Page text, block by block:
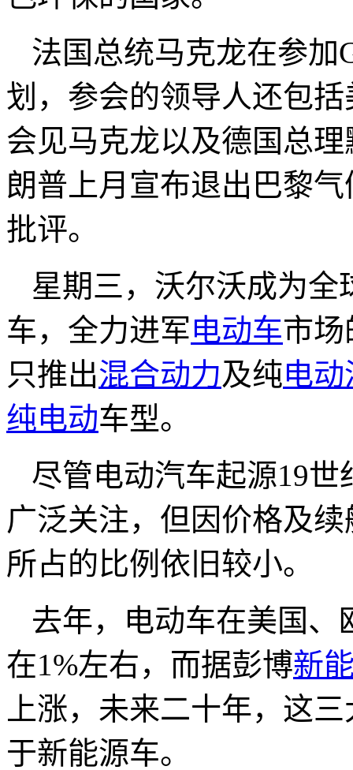
法国总统马克龙在参加
划，参会的领导人还包
会见马克龙以及德国总
朗普上月宣布退出巴黎
批评。
星期三，沃尔沃成为
车，全力进军电动车市场
只推出混合动力及纯电
纯电动车型。
尽管电动汽车起源19
广泛关注，但因价格及
所占的比例依旧较小。
去年，电动车在美国
在1%左右，而据彭博新
上涨，未来二十年，这
于新能源车。